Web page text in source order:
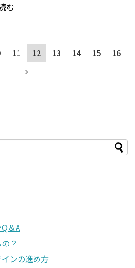
む
11 12 13 14 15 16
＆A
？
ンの進め方